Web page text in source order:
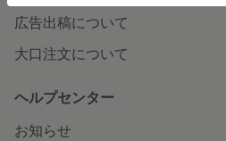
広告出稿について
大口注文について
ヘルプセンター
お知らせ